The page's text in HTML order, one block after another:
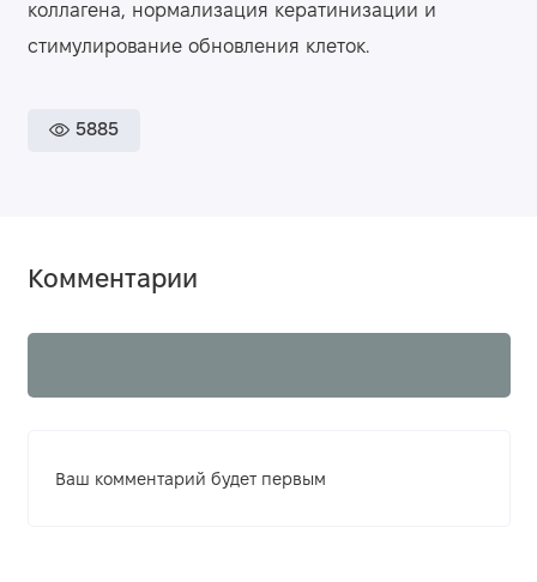
коллагена, нормализация кератинизации и
стимулирование обновления клеток.
5885
Комментарии
Ваш комментарий будет первым